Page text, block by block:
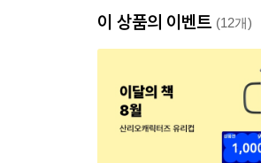
이 상품의 이벤트 (12개)